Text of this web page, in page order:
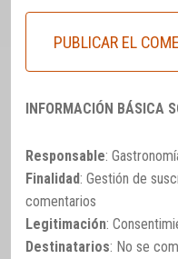
INFORMACIÓN BÁSICA
Responsable:
Finalidad: Gestión de
comentarios
Legitimación:
Destinatarios: No se